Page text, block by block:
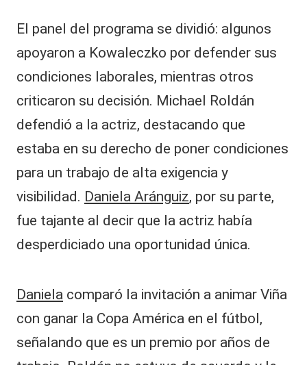
El panel del programa se dividió: algunos
apoyaron a Kowaleczko por defender sus
condiciones laborales, mientras otros
criticaron su decisión. Michael Roldán
defendió a la actriz, destacando que
estaba en su derecho de poner condiciones
para un trabajo de alta exigencia y
visibilidad. Daniela Aránguiz, por su parte,
fue tajante al decir que la actriz había
desperdiciado una oportunidad única.
Daniela comparó la invitación a animar Viña
con ganar la Copa América en el fútbol,
señalando que es un premio por años de